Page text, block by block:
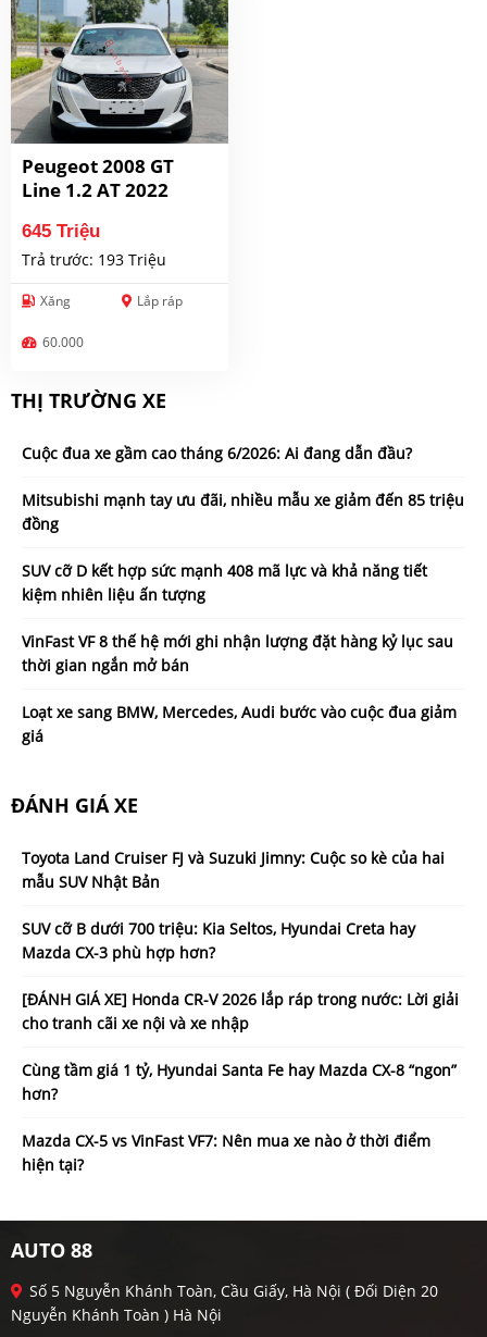
Peugeot 2008 GT
Line 1.2 AT 2022
645 Triệu
Trả trước: 193 Triệu
Xăng Lắp ráp
60.000
THỊ TRƯỜNG XE
Cuộc đua xe gầm cao tháng 6/2026: Ai đang dẫn đầu?
Mitsubishi mạnh tay ưu đãi, nhiều mẫu xe giảm đến 85 triệu
đồng
SUV cỡ D kết hợp sức mạnh 408 mã lực và khả năng tiết
kiệm nhiên liệu ấn tượng
VinFast VF 8 thế hệ mới ghi nhận lượng đặt hàng kỷ lục sau
thời gian ngắn mở bán
Loạt xe sang BMW, Mercedes, Audi bước vào cuộc đua giảm
giá
ĐÁNH GIÁ XE
Toyota Land Cruiser FJ và Suzuki Jimny: Cuộc so kè của hai
mẫu SUV Nhật Bản
SUV cỡ B dưới 700 triệu: Kia Seltos, Hyundai Creta hay
Mazda CX-3 phù hợp hơn?
[ĐÁNH GIÁ XE] Honda CR-V 2026 lắp ráp trong nước: Lời giải
cho tranh cãi xe nội và xe nhập
Cùng tầm giá 1 tỷ, Hyundai Santa Fe hay Mazda CX-8 “ngon”
hơn?
Mazda CX-5 vs VinFast VF7: Nên mua xe nào ở thời điểm
hiện tại?
AUTO 88
Số 5 Nguyễn Khánh Toàn, Cầu Giấy, Hà Nội ( Đối Diện 20
Nguyễn Khánh Toàn ) Hà Nội